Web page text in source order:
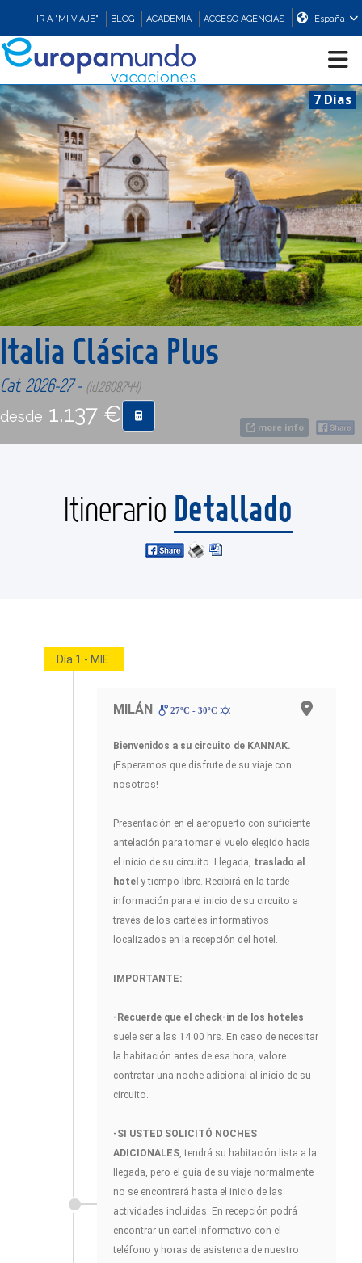
IR A "MI VIAJE" BLOG ACADEMIA ACCESO AGENCIAS España
CRUCEROS
EUROPA
ASIA
ORIENTE
PROMOCIONES
COMPRAR
CONTACTO
7 Días
more info
Italia Clásica Plus
Cat. 2026-27 - (id:2608744)
desde 1.137 €
Itinerario Detallado
Día 1 - MIE.
MILÁN 27ºC - 30ºC
Bienvenidos a su circuito de KANNAK.
¡Esperamos que disfrute de su viaje con
nosotros!
Presentación en el aeropuerto con suficiente
antelación para tomar el vuelo elegido hacia
el inicio de su circuito. Llegada, traslado al
hotel y tiempo libre. Recibirá en la tarde
información para el inicio de su circuito a
través de los carteles informativos
localizados en la recepción del hotel.
IMPORTANTE:
-Recuerde que el check-in de los hoteles
suele ser a las 14.00 hrs. En caso de necesitar
la habitación antes de esa hora, valore
contratar una noche adicional al inicio de su
circuito.
-SI USTED SOLICITÓ NOCHES
ADICIONALES, tendrá su habitación lista a la
llegada, pero el guía de su viaje normalmente
no se encontrará hasta el inicio de las
actividades incluidas. En recepción podrá
encontrar un cartel informativo con el
teléfono y horas de asistencia de nuestro